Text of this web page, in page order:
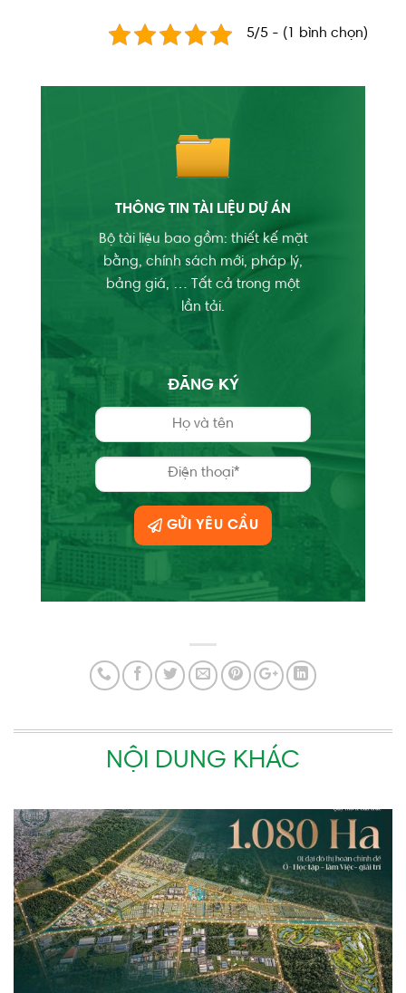
5/5 - (1 bình chọn)
THÔNG TIN TÀI LIỆU DỰ ÁN
Bộ tài liệu bao gồm: thiết kế mặt
bằng, chính sách mới, pháp lý,
bảng giá, … Tất cả trong một
lần tải.
ĐĂNG KÝ
GỬI YÊU CẦU
NỘI DUNG KHÁC